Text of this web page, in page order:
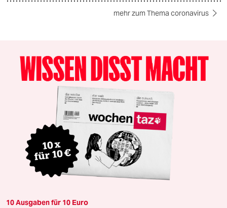
mehr zum Thema coronavirus
10 Ausgaben für 10 Euro